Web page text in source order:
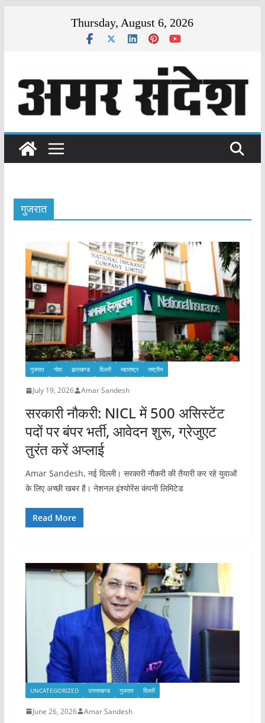
Thursday, August 6, 2026
गुजरात
गुजरात गोवा झारखण्ड दिल्ली महाराष्ट्र राष्ट्रीय
July 19, 2026 Amar Sandesh
सरकारी नौकरी: NICL में 500 असिस्टेंट
पदों पर बंपर भर्ती, आवेदन शुरू, ग्रेजुएट
तुरंत करें अप्लाई
Amar Sandesh, नई दिल्ली। सरकारी नौकरी की तैयारी कर रहे युवाओं
के लिए अच्छी खबर है। नेशनल इंश्योरेंस कंपनी लिमिटेड
Read More
UNCATEGORIZED उत्तराखण्ड गुजरात दिल्ली
June 26, 2026 Amar Sandesh